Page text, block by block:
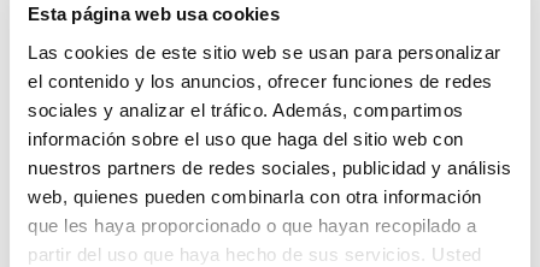
Esta página web usa cookies
Las cookies de este sitio web se usan para personalizar
el contenido y los anuncios, ofrecer funciones de redes
sociales y analizar el tráfico. Además, compartimos
información sobre el uso que haga del sitio web con
nuestros partners de redes sociales, publicidad y análisis
web, quienes pueden combinarla con otra información
que les haya proporcionado o que hayan recopilado a
partir del uso que haya hecho de sus servicios. Usted